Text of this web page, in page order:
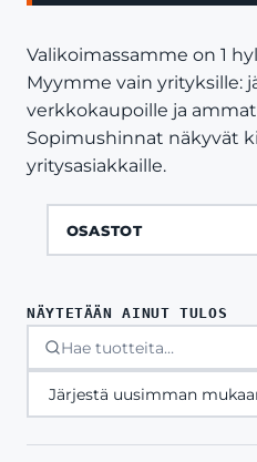
Valikoimassamme on 1
Myymme vain yrityksille:
verkkokaupoille ja
Sopimushinnat näkyvät
yritysasiakkaille.
OSASTOT
NÄYTETÄÄN AINUT TULOS